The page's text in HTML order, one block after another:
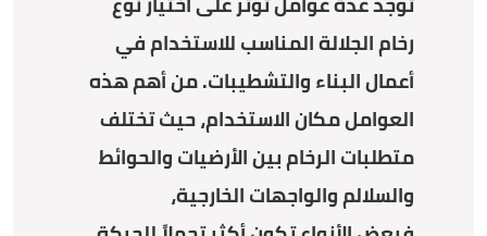
رخام الجلالة المناسب للاستخدام في
أعمال البناء والتشطيبات. من أهم هذه
العوامل مكان الاستخدام، حيث تختلف
متطلبات الرخام بين الأرضيات والحوائط
والسلالم والواجهات الخارجية،